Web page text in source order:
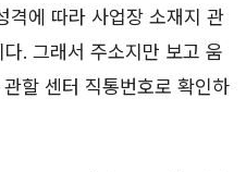
격에 따라 사업장 소재지 관
. 그래서 주소지만 보고 움
할 센터 직통번호로 확인하